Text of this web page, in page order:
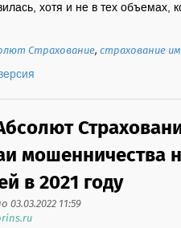
хотя и не в тех
Страхование,страхование
мошенничества
в 2021 году
03.03.2022 11:59